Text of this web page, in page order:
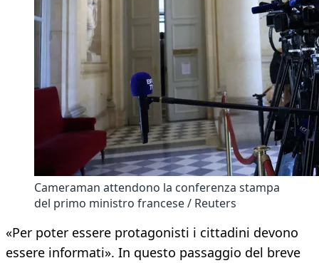
Cameraman attendono la conferenza stampa
del primo ministro francese / Reuters
«Per poter essere protagonisti i cittadini devono
essere informati». In questo passaggio del breve